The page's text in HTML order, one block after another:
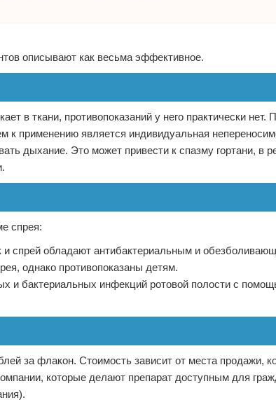
описывают как весьма эффективное.
в ткани, противопоказаний у него практически
к применению является индивидуальная
дыхание. Это может привести к спазму гортани, в
спрея:
и спрей обладают антибактериальным и
однако противопоказаны детям.
и бактериальных инфекций ротовой полости с
за флакон. Стоимость зависит от места продажи,
которые делают препарат доступным для